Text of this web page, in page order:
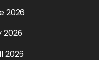
2026
2026
2026